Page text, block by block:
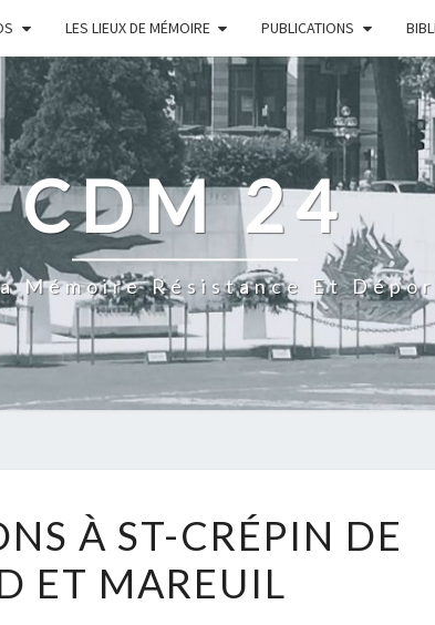
LES LIEUX DE MÉMOIRE PUBLICATIONS
CDM 24
Mémoire Résistance Et
À
ST-
CRÉPIN
À ST-CRÉPIN DE
ET MAREUIL